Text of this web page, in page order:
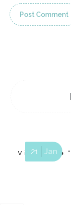
V iskanju sive:
21 Jan